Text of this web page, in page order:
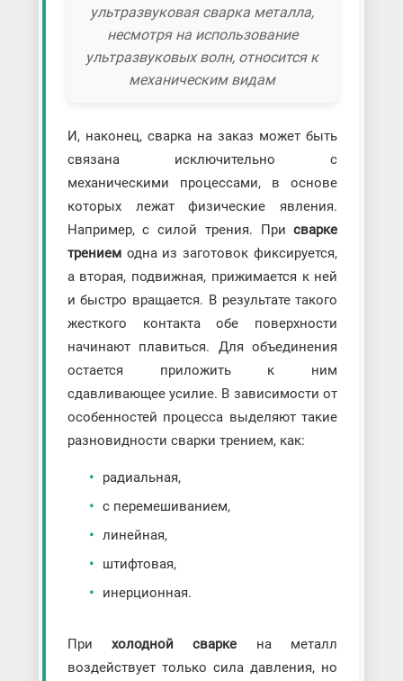
ультразвуковая сварка металла,
несмотря на использование
ультразвуковых волн, относится к
механическим видам
И, наконец, сварка на заказ может быть
связана исключительно с
механическими процессами, в основе
которых лежат физические явления.
Например, с силой трения. Присварке
трениемодна из заготовок фиксируется,
а вторая, подвижная, прижимается к ней
и быстро вращается. В результате такого
жесткого контакта обе поверхности
начинают плавиться. Для объединения
остается приложить к ним
сдавливающее усилие. В зависимости от
особенностей процесса выделяют такие
разновидности сварки трением, как:
радиальная,
с перемешиванием,
линейная,
штифтовая,
инерционная.
Прихолодной сварке на металл
воздействует только сила давления, но